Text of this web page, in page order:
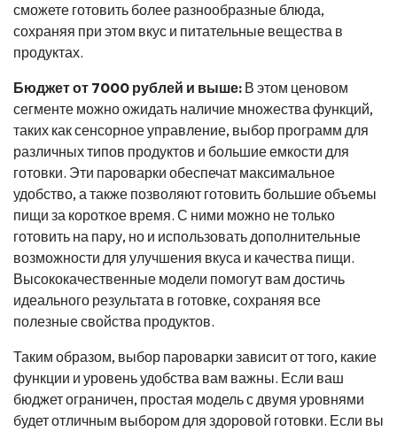
сможете готовить более разнообразные блюда,
сохраняя при этом вкус и питательные вещества в
продуктах.
Бюджет от 7000 рублей и выше: В этом ценовом
сегменте можно ожидать наличие множества функций,
таких как сенсорное управление, выбор программ для
различных типов продуктов и большие емкости для
готовки. Эти пароварки обеспечат максимальное
удобство, а также позволяют готовить большие объемы
пищи за короткое время. С ними можно не только
готовить на пару, но и использовать дополнительные
возможности для улучшения вкуса и качества пищи.
Высококачественные модели помогут вам достичь
идеального результата в готовке, сохраняя все
полезные свойства продуктов.
Таким образом, выбор пароварки зависит от того, какие
функции и уровень удобства вам важны. Если ваш
бюджет ограничен, простая модель с двумя уровнями
будет отличным выбором для здоровой готовки. Если вы